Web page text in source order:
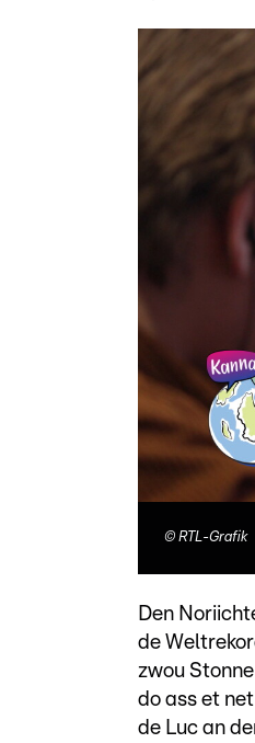
© RTL-Grafik
Den
de
zwou
do ass et
de Luc an